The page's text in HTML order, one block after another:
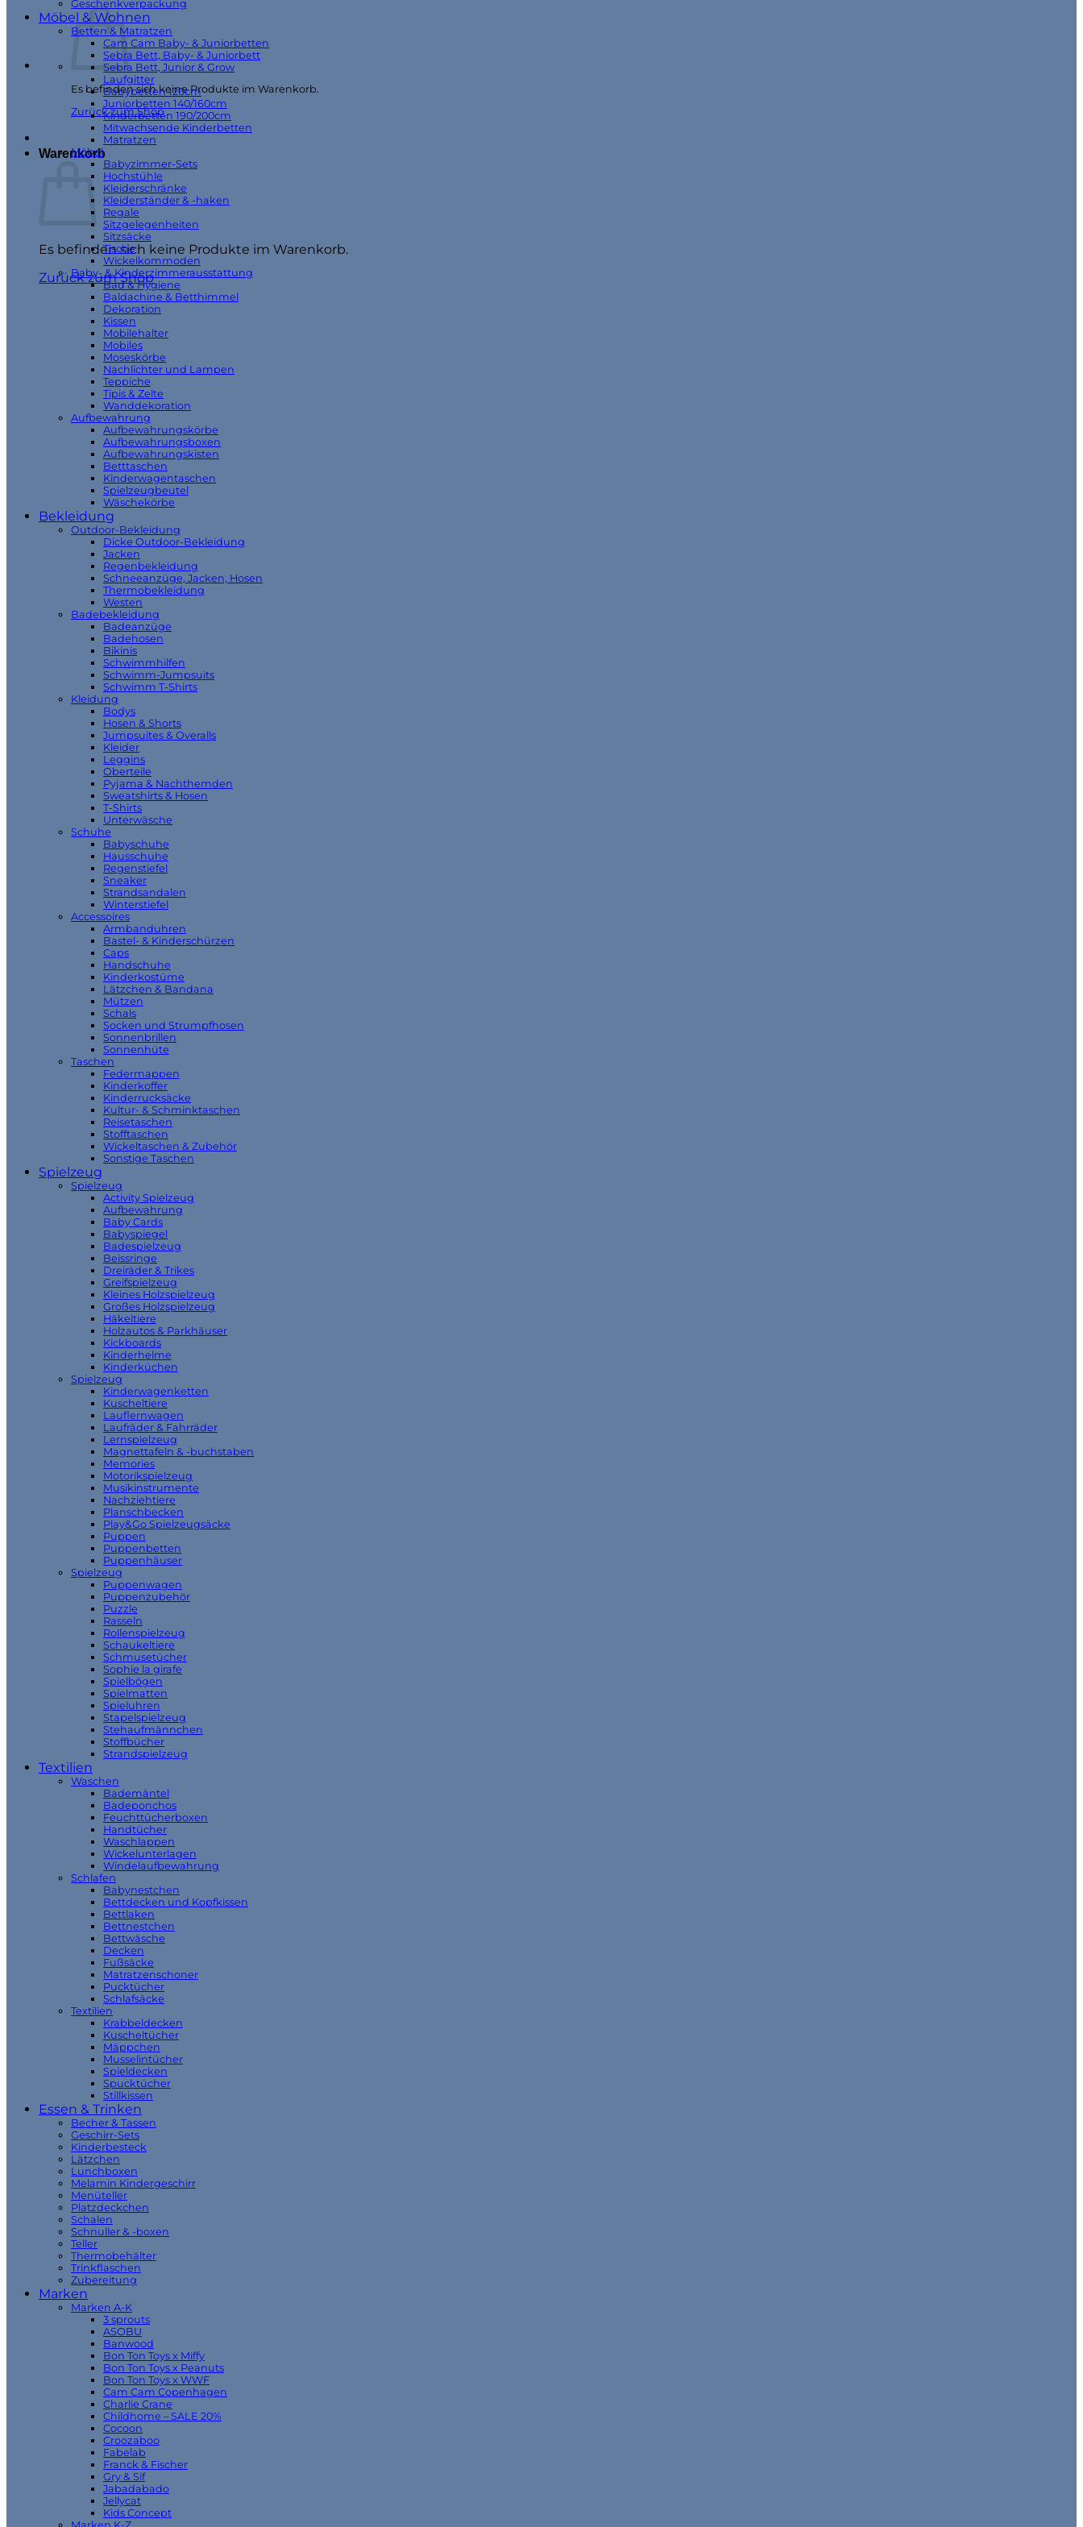
Es befinden sich keine Produkte im Warenkorb.
Zurück zum Shop
Warenkorb
Es befinden sich keine Produkte im Warenkorb.
Zurück zum Shop
Geschenkverpackung
Möbel & Wohnen
Betten & Matratzen
Cam Cam Baby- & Juniorbetten
Sebra Bett, Baby- & Juniorbett
Sebra Bett, Junior & Grow
Laufgitter
Babybetten 120cm
Juniorbetten 140/160cm
Kinderbetten 190/200cm
Mitwachsende Kinderbetten
Matratzen
Möbel
Babyzimmer-Sets
Hochstühle
Kleiderschränke
Kleiderständer & -haken
Regale
Sitzgelegenheiten
Sitzsäcke
Tische
Wickelkommoden
Baby- & Kinderzimmerausstattung
Bad & Hygiene
Baldachine & Betthimmel
Dekoration
Kissen
Mobilehalter
Mobiles
Moseskörbe
Nachlichter und Lampen
Teppiche
Tipis & Zelte
Wanddekoration
Aufbewahrung
Aufbewahrungskörbe
Aufbewahrungsboxen
Aufbewahrungskisten
Betttaschen
Kinderwagentaschen
Spielzeugbeutel
Wäschekörbe
Bekleidung
Outdoor-Bekleidung
Dicke Outdoor-Bekleidung
Jacken
Regenbekleidung
Schneeanzüge, Jacken, Hosen
Thermobekleidung
Westen
Badebekleidung
Badeanzüge
Badehosen
Bikinis
Schwimmhilfen
Schwimm-Jumpsuits
Schwimm T-Shirts
Kleidung
Bodys
Hosen & Shorts
Jumpsuites & Overalls
Kleider
Leggins
Oberteile
Pyjama & Nachthemden
Sweatshirts & Hosen
T-Shirts
Unterwäsche
Schuhe
Babyschuhe
Hausschuhe
Regenstiefel
Sneaker
Strandsandalen
Winterstiefel
Accessoires
Armbanduhren
Bastel- & Kinderschürzen
Caps
Handschuhe
Kinderkostüme
Lätzchen & Bandana
Mützen
Schals
Socken und Strumpfhosen
Sonnenbrillen
Sonnenhüte
Taschen
Federmappen
Kinderkoffer
Kinderrucksäcke
Kultur- & Schminktaschen
Reisetaschen
Stofftaschen
Wickeltaschen & Zubehör
Sonstige Taschen
Spielzeug
Spielzeug
Activity Spielzeug
Aufbewahrung
Baby Cards
Babyspiegel
Badespielzeug
Beissringe
Dreiräder & Trikes
Greifspielzeug
Kleines Holzspielzeug
Großes Holzspielzeug
Häkeltiere
Holzautos & Parkhäuser
Kickboards
Kinderhelme
Kinderküchen
Spielzeug
Kinderwagenketten
Kuscheltiere
Lauflernwagen
Laufräder & Fahrräder
Lernspielzeug
Magnettafeln & -buchstaben
Memories
Motorikspielzeug
Musikinstrumente
Nachziehtiere
Planschbecken
Play&Go Spielzeugsäcke
Puppen
Puppenbetten
Puppenhäuser
Spielzeug
Puppenwagen
Puppenzubehör
Puzzle
Rasseln
Rollenspielzeug
Schaukeltiere
Schmusetücher
Sophie la girafe
Spielbögen
Spielmatten
Spieluhren
Stapelspielzeug
Stehaufmännchen
Stoffbücher
Strandspielzeug
Textilien
Waschen
Bademäntel
Badeponchos
Feuchttücherboxen
Handtücher
Waschlappen
Wickelunterlagen
Windelaufbewahrung
Schlafen
Babynestchen
Bettdecken und Kopfkissen
Bettlaken
Bettnestchen
Bettwäsche
Decken
Fußsäcke
Matratzenschoner
Pucktücher
Schlafsäcke
Textilien
Krabbeldecken
Kuscheltücher
Mäppchen
Musselintücher
Spieldecken
Spucktücher
Stillkissen
Essen & Trinken
Becher & Tassen
Geschirr-Sets
Kinderbesteck
Lätzchen
Lunchboxen
Melamin Kindergeschirr
Menüteller
Platzdeckchen
Schalen
Schnuller & -boxen
Teller
Thermobehälter
Trinkflaschen
Zubereitung
Marken
Marken A-K
3 sprouts
ASOBU
Banwood
Bon Ton Toys x Miffy
Bon Ton Toys x Peanuts
Bon Ton Toys x WWF
Cam Cam Copenhagen
Charlie Crane
Childhome – SALE 20%
Cocoon
Croozaboo
Fabelab
Franck & Fischer
Gry & Sif
Jabadabado
Jellycat
Kids Concept